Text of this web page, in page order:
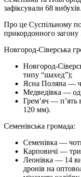
зафіксували 68 вибухів.
Про це Суспільному
прикордонного
Новгород-Сіверська
Новгород-
типу “шахед”);
Ясна Поляна —
Медведівка —
Грем’яч — п’ять
120 мм).
Семенівська громада:
Семенівка —
Карповичі — три
Леонівка — 14
дронів на